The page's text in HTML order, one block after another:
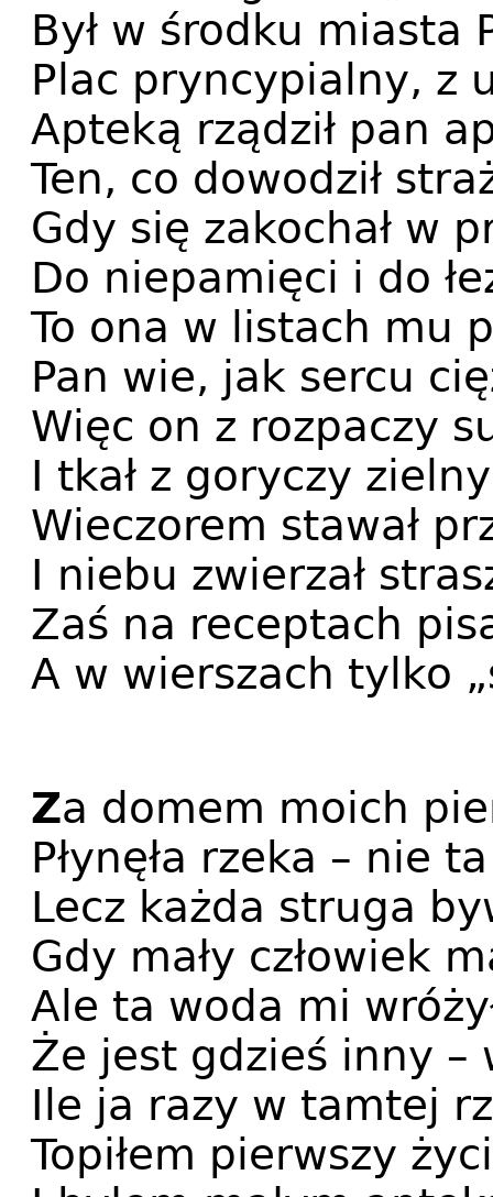
Był w środku miasta
Plac pryncypialny, z
Apteką rządził pan
Ten, co dowodził
Gdy się zakochał w
Do niepamięci i do
To ona w listach mu
Pan wie, jak sercu
Więc on z rozpaczy
I tkał z goryczy
Wieczorem stawał
I niebu zwierzał
Zaś na receptach
A w wierszach tylko
Za domem moich
Płynęła rzeka – nie
Lecz każda struga
Gdy mały człowiek
Ale ta woda mi
Że jest gdzieś inny –
Ile ja razy w tamtej
Topiłem pierwszy